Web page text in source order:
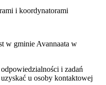
i koordynatorami
w gminie Avannaata w
i zadań
u osoby kontaktowej